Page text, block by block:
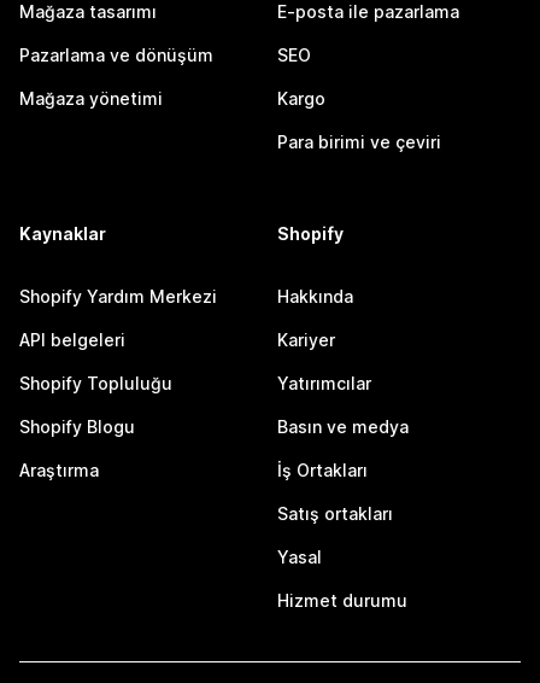
Mağaza tasarımı
Pazarlama ve dönüşüm
Mağaza yönetimi
E-posta ile pazarlama
SEO
Kargo
Para birimi ve çeviri
Kaynaklar
Shopify Yardım Merkezi
API belgeleri
Shopify Topluluğu
Shopify Blogu
Araştırma
Shopify
Hakkında
Kariyer
Yatırımcılar
Basın ve medya
İş Ortakları
Satış ortakları
Yasal
Hizmet durumu